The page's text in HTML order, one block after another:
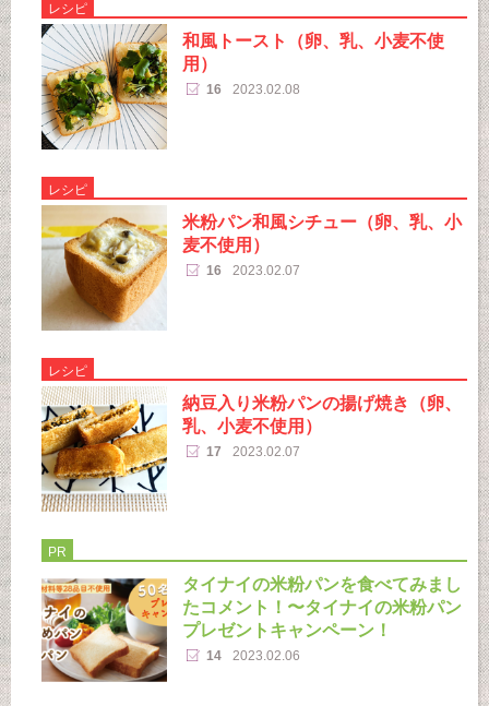
レシピ
和風トースト（卵、乳、小麦不使
用）
16 2023.02.08
レシピ
米粉パン和風シチュー（卵、乳、小
麦不使用）
16 2023.02.07
レシピ
納豆入り米粉パンの揚げ焼き（卵、
乳、小麦不使用）
17 2023.02.07
PR
タイナイの米粉パンを食べてみまし
たコメント！〜タイナイの米粉パン
プレゼントキャンペーン！
14 2023.02.06